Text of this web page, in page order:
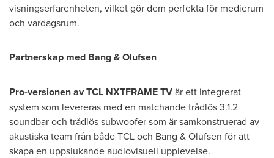
visningserfarenheten, vilket gör dem perfekta för medierum
och vardagsrum.
Partnerskap med Bang & Olufsen
Pro-versionen av TCL NXTFRAME TVär ett integrerat
system som levereras med en matchande trådlös 3.1.2
soundbar och trådlös subwoofer som är samkonstruerad av
akustiska team från både TCL och Bang & Olufsen för att
skapa en uppslukande audiovisuell upplevelse.